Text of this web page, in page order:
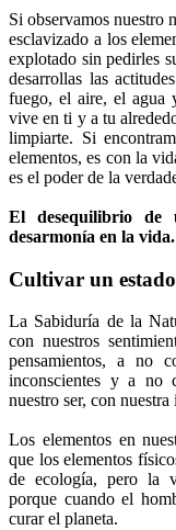
Si observamos nuestro
esclavizado a los
explotado sin pedirles
desarrollas las
fuego, el aire, el agua
vive en ti y a tu
limpiarte. Si
elementos, es con la
es el poder de la
El desequilibrio de
desarmonía en la
Cultivar un
La Sabiduría de la
con nuestros
pensamientos, a no
inconscientes y a no
nuestro ser, con nuestra
Los elementos en
que los elementos
de ecología, pero la
porque cuando el
curar el planeta.